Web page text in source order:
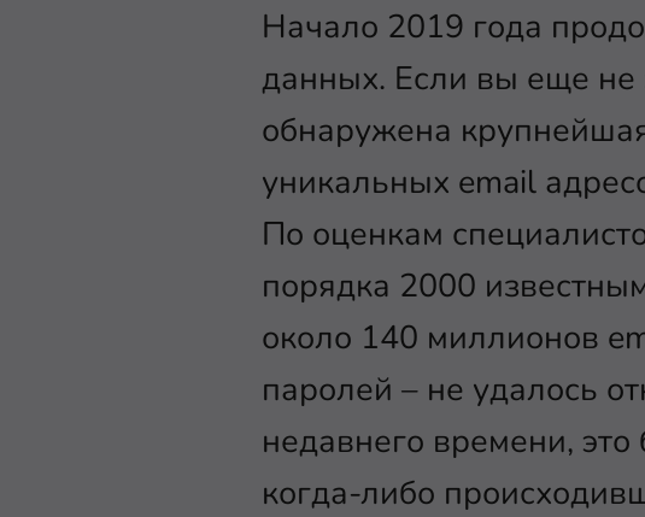
Начало 2019 года
данных. Если вы еще не
обнаружена
уникальных email
По оценкам
порядка 2000
около 140 миллионов
паролей – не удалось
недавнего времени,
когда-либо